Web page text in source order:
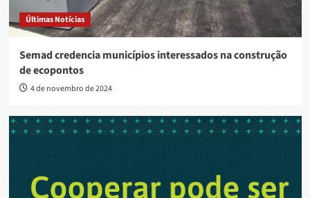
Últimas Notícias
Semad credencia municípios interessados na construção
de ecopontos
4 de novembro de 2024